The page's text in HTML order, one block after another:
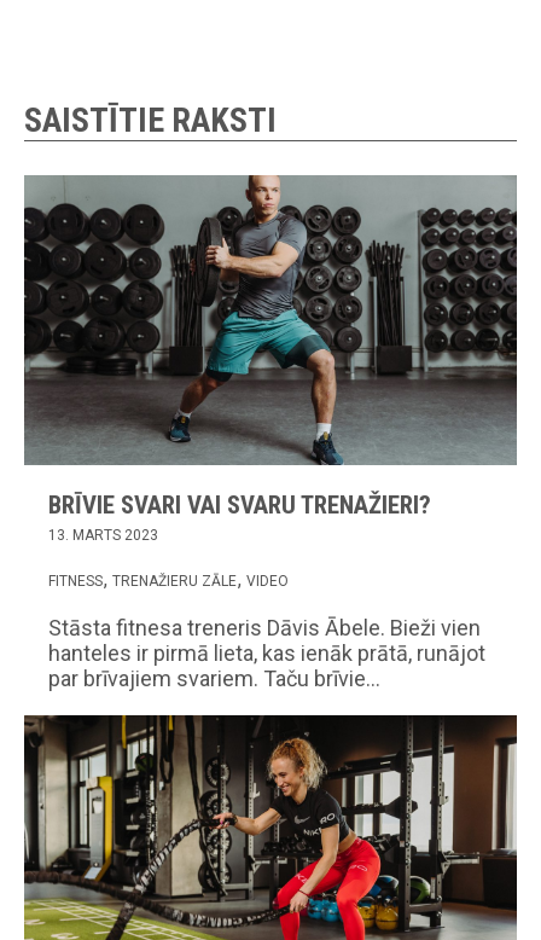
SAISTĪTIE RAKSTI
BRĪVIE SVARI VAI SVARU TRENAŽIERI?
13. MARTS 2023
FITNESS TRENAŽIERU ZĀLE VIDEO
Stāsta fitnesa treneris Dāvis Ābele. Bieži vien
hanteles ir pirmā lieta, kas ienāk prātā, runājot
par brīvajiem svariem. Taču brīvie…